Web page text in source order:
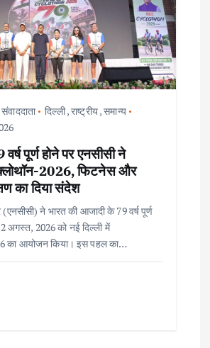
संवाददाता दिल्ली,राष्ट्रीय,समान्य
पूर्ण होने पर एनसीसी ने
2026, फिटनेस और
का दिया संदेश
ने भारत की आजादी के 79 वर्ष पूर्ण
अगस्त, 2026 को नई दिल्ली में
का आयोजन किया। इस पहल का…